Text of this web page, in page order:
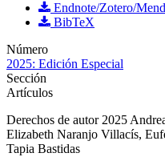
Endnote/Zotero/
BibTeX
Número
2025: Edición Especial
Sección
Artículos
Derechos de autor 2025
Elizabeth Naranjo Villacís,
Tapia Bastidas